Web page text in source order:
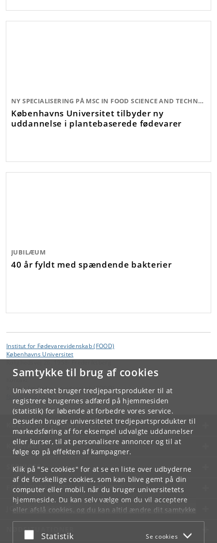
Samtykke til brug af cookies
Universitetet bruger tredjepartsprodukter til at
registrere brugernes adfærd på hjemmesiden
(statistik) for løbende at forbedre vores service.
Desuden bruger universitetet tredjepartsprodukter til
markedsføring af for eksempel udvalgte uddannelser
eller kurser, til at personalisere annoncer og til at
følge op på effekten af kampagner.
Klik på "Se cookies" for at se en liste over udbyderne
af de forskellige cookies, som kan blive gemt på din
computer eller mobil, når du bruger universitetets
hjemmeside. Du kan selv vælge om du vil acceptere
eller afslå cookies, og du kan altid ændre dit samtykke
underCookie- og privatlivspolitiksom du finder i
bunden af hver side.
Acceptér eller afslå
Statistik Se cookies
NY SPECIALISERING PÅ MSC IN FOOD SCIENCE AND TECHNOLOGY
Københavns Universitet tilbyder ny
uddannelse i plantebaserede fødevarer
JUBILÆUM
40 år fyldt med spændende bakterier
Institut for Fødevarevidenskab (FOOD)
Københavns Universitet
Institut for Fødevarevidenskab (FOOD)
KØBENHAVNS UNIVERSITET
KONTAKT
SERVICES
FOR STUDERENDE OG ANSATTE
JOB OG KARRIERE
NØDSITUATIONER